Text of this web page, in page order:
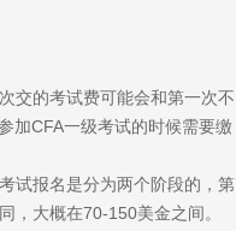
交的考试费可能会和第一次不
加CFA一级考试的时候需要缴
试报名是分为两个阶段的，第
，大概在70-150美金之间。